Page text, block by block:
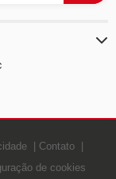
Contato
de cookies